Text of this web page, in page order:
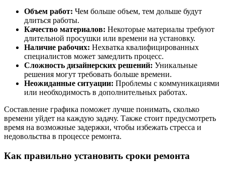
Объем работ: Чем больше объем, тем дольше будут
длиться работы.
Качество материалов: Некоторые материалы требуют
длительной просушки или времени на установку.
Наличие рабочих: Нехватка квалифицированных
специалистов может замедлить процесс.
Сложность дизайнерских решений: Уникальные
решения могут требовать больше времени.
Неожиданные ситуации: Проблемы с коммуникациями
или необходимость в дополнительных работах.
Составление графика поможет лучше понимать, сколько
времени уйдет на каждую задачу. Также стоит предусмотреть
время на возможные задержки, чтобы избежать стресса и
недовольства в процессе ремонта.
Как правильно установить сроки ремонта